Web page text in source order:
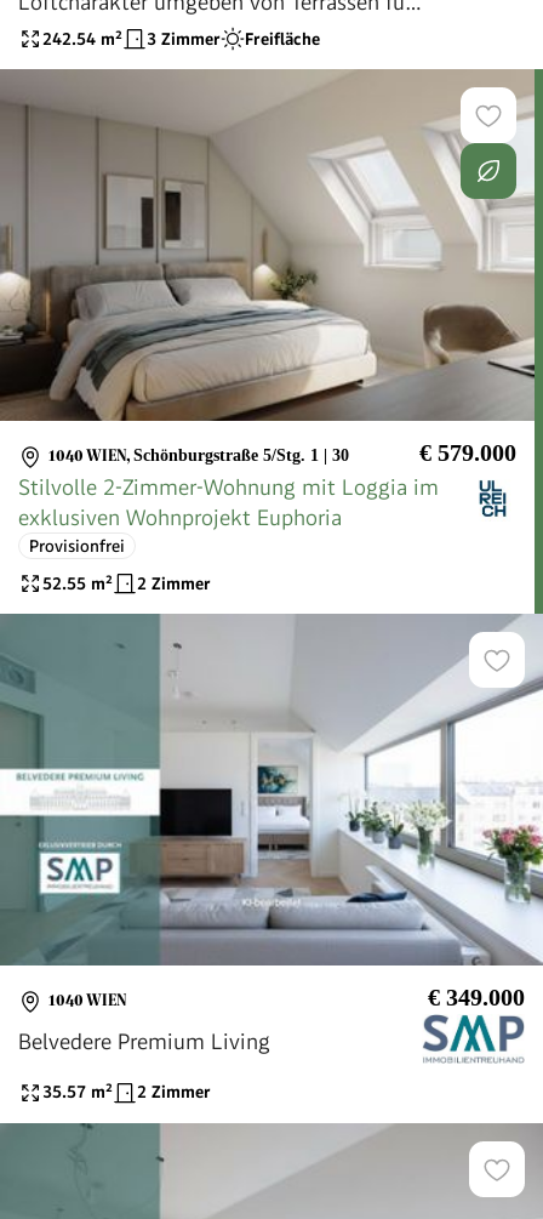
Liebhaber individuellen Wohnens!
242.54 m² 3 Zimmer Freifläche
1040 WIEN, Schönburgstraße 5/Stg. 1 | 30 € 579.000
Stilvolle 2-Zimmer-Wohnung mit Loggia im
exklusiven Wohnprojekt Euphoria
Provisionfrei
52.55 m² 2 Zimmer
1040 WIEN € 349.000
Belvedere Premium Living
35.57 m² 2 Zimmer